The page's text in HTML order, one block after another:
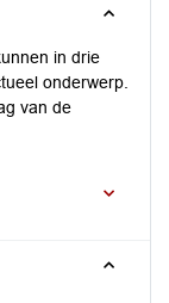
in drie
onderwerp.
van de